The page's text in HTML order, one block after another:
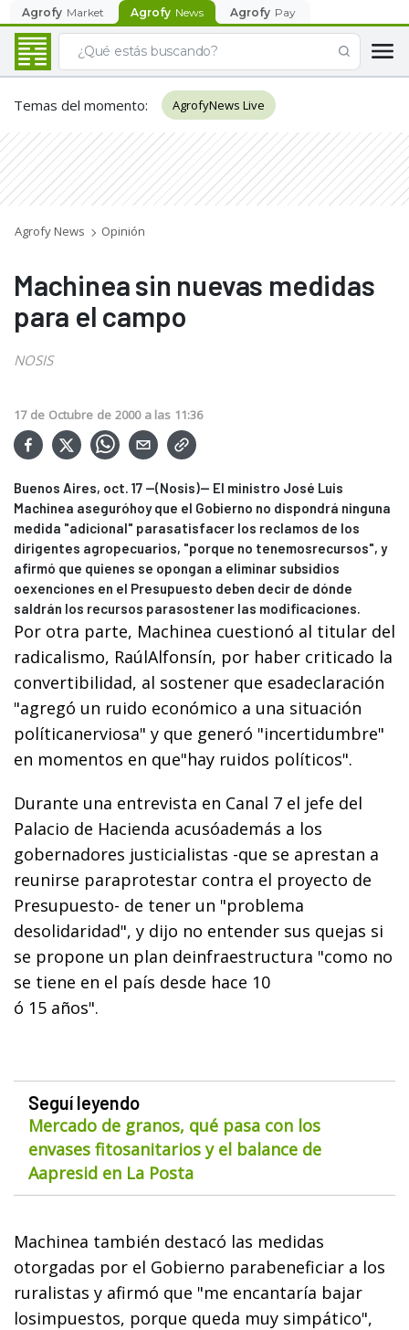
Agrofy Market Agrofy News Agrofy Pay
Temas del momento: AgrofyNews Live
Agrofy News Opinión
Machinea sin nuevas medidas
para el campo
NOSIS
17 de Octubre de 2000 a las 11:36
Buenos Aires, oct. 17 --(Nosis)-- El ministro José Luis
Machinea aseguróhoy que el Gobierno no dispondrá ninguna
medida "adicional" parasatisfacer los reclamos de los
dirigentes agropecuarios, "porque no tenemosrecursos", y
afirmó que quienes se opongan a eliminar subsidios
oexenciones en el Presupuesto deben decir de dónde
saldrán los recursos parasostener las modificaciones.
Por otra parte, Machinea cuestionó al titular del
radicalismo, RaúlAlfonsín, por haber criticado la
convertibilidad, al sostener que esadeclaración
"agregó un ruido económico a una situación
políticanerviosa" y que generó "incertidumbre"
en momentos en que"hay ruidos políticos".
Durante una entrevista en Canal 7 el jefe del
Palacio de Hacienda acusóademás a los
gobernadores justicialistas -que se aprestan a
reunirse paraprotestar contra el proyecto de
Presupuesto- de tener un "problema
desolidaridad", y dijo no entender sus quejas si
se propone un plan deinfraestructura "como no
se tiene en el país desde hace 10
ó 15 años".
Seguí leyendo
Mercado de granos, qué pasa con los
envases fitosanitarios y el balance de
Aapresid en La Posta
Machinea también destacó las medidas
otorgadas por el Gobierno parabeneficiar a los
ruralistas y afirmó que "me encantaría bajar
losimpuestos, porque queda muy simpático",